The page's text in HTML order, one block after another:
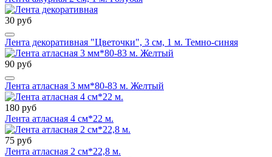
30 руб
Лента декоративная "Цветочки", 3 см, 1 м. Темно-синяя
90 руб
Лента атласная 3 мм*80-83 м. Желтый
180 руб
Лента атласная 4 см*22 м.
75 руб
Лента атласная 2 см*22,8 м.